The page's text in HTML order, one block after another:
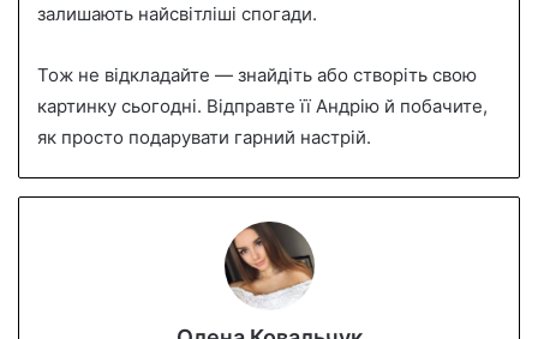
залишають найсвітліші спогади.
Тож не відкладайте — знайдіть або створіть свою
картинку сьогодні. Відправте її Андрію й побачите,
як просто подарувати гарний настрій.